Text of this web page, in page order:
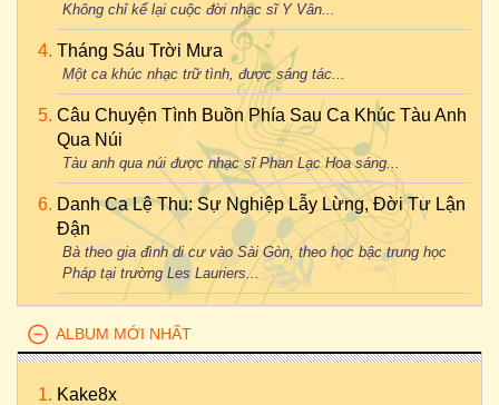
Không chỉ kể lại cuộc đời nhạc sĩ Y Vân...
Tháng Sáu Trời Mưa
Một ca khúc nhạc trữ tình, được sáng tác...
Câu Chuyện Tình Buồn Phía Sau Ca Khúc Tàu Anh
Qua Núi
Tàu anh qua núi được nhạc sĩ Phan Lạc Hoa sáng...
Danh Ca Lệ Thu: Sự Nghiệp Lẫy Lừng, Đời Tư Lận
Đận
Bà theo gia đình di cư vào Sài Gòn, theo học bậc trung học
Pháp tại trường Les Lauriers...
ALBUM MỚI NHẤT
Kake8x